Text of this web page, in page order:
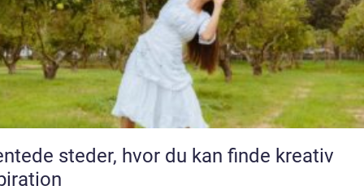
steder, hvor du kan finde kreativ